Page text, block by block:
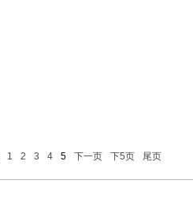
1 2 3 4 5 下一页 下5页 尾页